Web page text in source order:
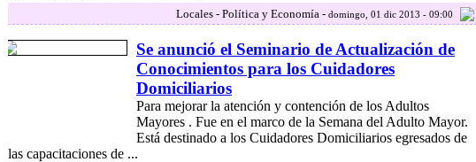
Locales - Política y Economía - domingo, 01 dic 2013 - 09:00
Se anunció el Seminario de Actualización de
Conocimientos para los Cuidadores
Domiciliarios
Para mejorar la atención y contención de los Adultos
Mayores . Fue en el marco de la Semana del Adulto Mayor.
Está destinado a los Cuidadores Domiciliarios egresados de
las capacitaciones de ...